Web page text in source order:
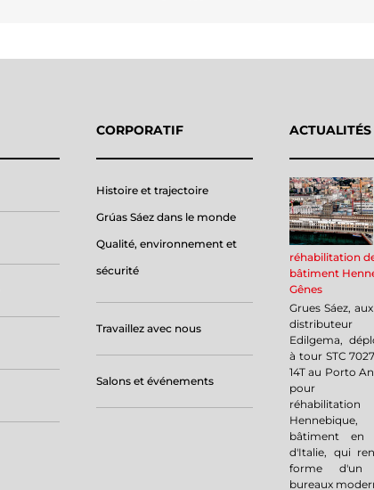
CORPORATIF
Histoire et trajectoire
Grúas Sáez dans le monde
Qualité, environnement et
sécurité
Travaillez avec nous
Salons et événements
ACTUALITÉS
réhabilitation
bâtiment
Gênes
Grues Sáez,
Edilgema,
à tour STC
14T au Porto
pour
bâtiment en
d'Italie, qui
forme d'un
bureaux